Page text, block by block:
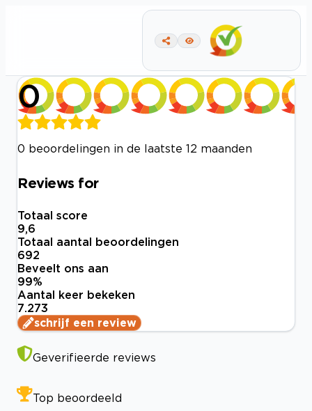
0
0 beoordelingen in de laatste 12 maanden
Reviews for
Totaal score
9,6
Totaal aantal beoordelingen
692
Beveelt ons aan
99%
Aantal keer bekeken
7.273
schrijf een review
Geverifieerde reviews
Top beoordeeld